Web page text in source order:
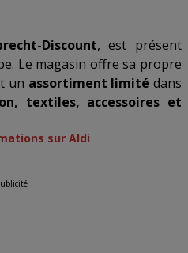
Discount, est présent
Le magasin offre sa propre
un assortiment limité dans
textiles, accessoires et
sur Aldi